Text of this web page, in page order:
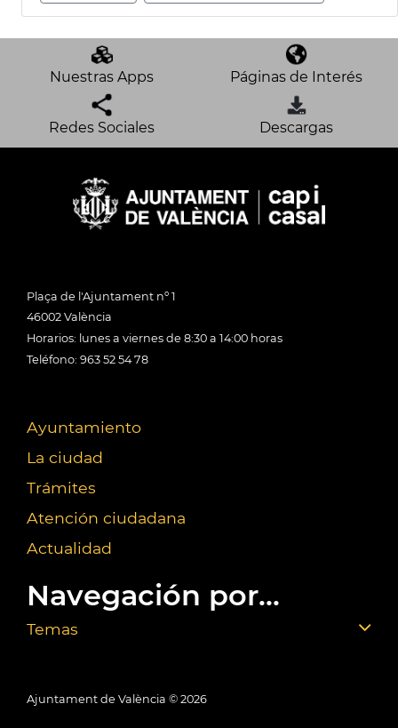
Nuestras Apps Páginas de Interés
Redes Sociales Descargas
Plaça de l'Ajuntament nº 1
46002 València
Horarios: lunes a viernes de 8:30 a 14:00 horas
Teléfono: 963 52 54 78
Ayuntamiento
La ciudad
Trámites
Atención ciudadana
Actualidad
Navegación por...
Temas
Ajuntament de València © 2026